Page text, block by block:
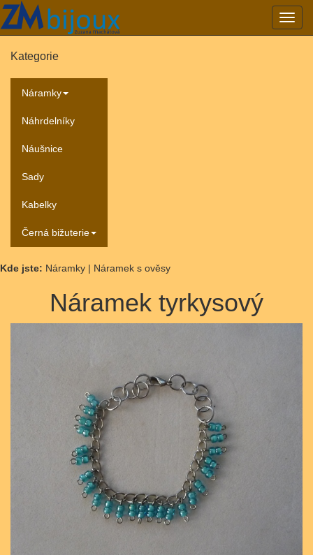
Kategorie
Náramky
Náhrdelníky
Náušnice
Sady
Kabelky
Černá bižuterie
Kde jste: Náramky | Náramek s ověsy
Náramek tyrkysový